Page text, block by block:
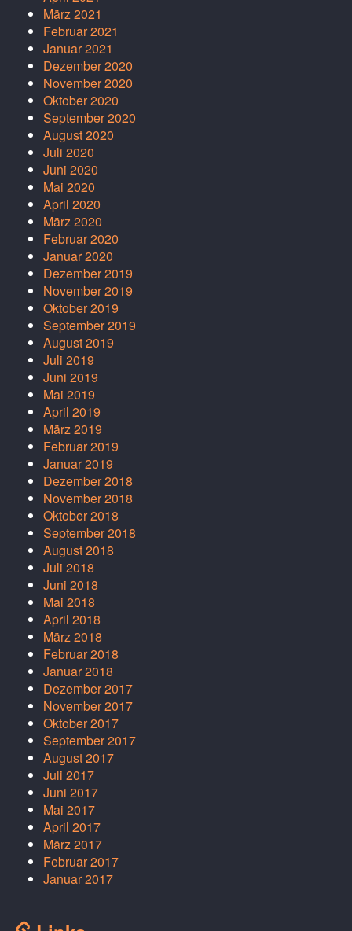
März 2021
Februar 2021
Januar 2021
Dezember 2020
November 2020
Oktober 2020
September 2020
August 2020
Juli 2020
Juni 2020
Mai 2020
April 2020
März 2020
Februar 2020
Januar 2020
Dezember 2019
November 2019
Oktober 2019
September 2019
August 2019
Juli 2019
Juni 2019
Mai 2019
April 2019
März 2019
Februar 2019
Januar 2019
Dezember 2018
November 2018
Oktober 2018
September 2018
August 2018
Juli 2018
Juni 2018
Mai 2018
April 2018
März 2018
Februar 2018
Januar 2018
Dezember 2017
November 2017
Oktober 2017
September 2017
August 2017
Juli 2017
Juni 2017
Mai 2017
April 2017
März 2017
Februar 2017
Januar 2017